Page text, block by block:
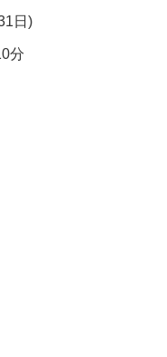
日)
分